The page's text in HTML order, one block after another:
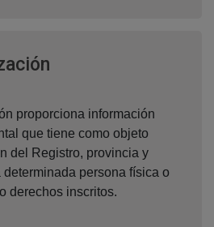
proporciona información
que tiene como objeto
del Registro, provincia y
persona física o
derechos inscritos.